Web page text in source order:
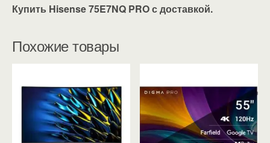
Купить Hisense 75E7NQ PRO с доставкой.
Похожие товары